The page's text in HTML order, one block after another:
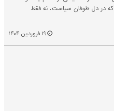
که در دل طوفان سیاست، نه فقط